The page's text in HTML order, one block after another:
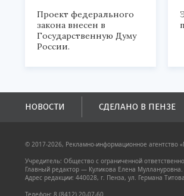
Проект федерального
закона внесен в
Государственную Думу
России.
НОВОСТИ СДЕЛАНО В ПЕНЗЕ
© 2017-2026, Рекламно-информационное агентство
Учредитель: Общество с ограниченной
Главный редактор — Куликова Елена Муллануровна.
Адрес редакции: 440028, г. Пенза, ул. Германа
Телефон: 8 (8412) 20-07-60